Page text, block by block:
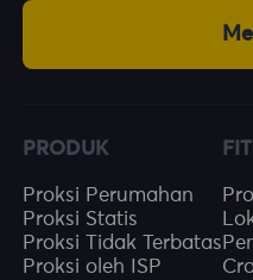
PRODUK
Proksi Perumahan
Proksi Statis
Proksi Tidak Terbatas
Proksi oleh ISP